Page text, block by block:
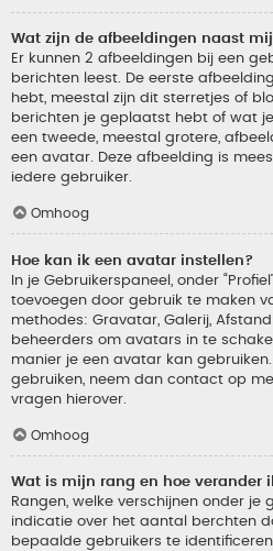
Wat zijn de afbeeldingen naast
Er kunnen 2 afbeeldingen bij een
berichten leest. De eerste
hebt, meestal zijn dit sterretjes of
berichten je geplaatst hebt of wat
een tweede, meestal grotere,
een avatar. Deze afbeelding is
iedere gebruiker.
Omhoog
Hoe kan ik een avatar instellen?
In je Gebruikerspaneel, onder
toevoegen door gebruik te maken
methodes: Gravatar, Galerij,
beheerders om avatars in te
manier je een avatar kan
gebruiken, neem dan contact op
vragen hierover.
Omhoog
Wat is mijn rang en hoe verander
Rangen, welke verschijnen onder je
indicatie over het aantal berchten
bepaalde gebruikers te